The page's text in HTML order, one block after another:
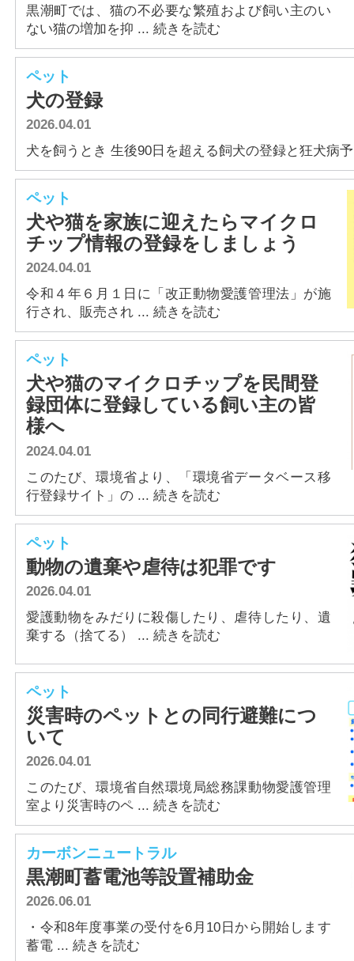
黒潮町では、猫の不必要な繁殖および飼い主のい
ない猫の増加を抑 ... 続きを読む
ペット
犬の登録
2026.04.01
犬を飼うとき 生後90日を超える飼犬の登録と狂犬病
ペット
犬や猫を家族に迎えたらマイクロ
チップ情報の登録をしましょう
2024.04.01
令和４年６月１日に「改正動物愛護管理法」が施
行され、販売され ... 続きを読む
ペット
犬や猫のマイクロチップを民間登
録団体に登録している飼い主の皆
様へ
2024.04.01
このたび、環境省より、「環境省データベース移
行登録サイト」の ... 続きを読む
ペット
動物の遺棄や虐待は犯罪です
2026.04.01
愛護動物をみだりに殺傷したり、虐待したり、遺
棄する（捨てる） ... 続きを読む
ペット
災害時のペットとの同行避難につ
いて
2026.04.01
このたび、環境省自然環境局総務課動物愛護管理
室より災害時のペ ... 続きを読む
カーボンニュートラル
黒潮町蓄電池等設置補助金
2026.06.01
・令和8年度事業の受付を6月10日から開始します
蓄電 ... 続きを読む